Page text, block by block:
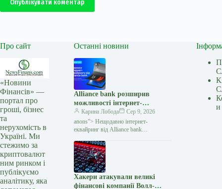
Опублікувати коментар
Про сайт
«Новини
Фінансів» —
портал про
гроші, бізнес
та
нерухомість в
Україні. Ми
стежимо за
криптовалют
ним ринком і
публікуємо
аналітику, яка
Останні новини
Alliance bank розширив
можливості інтернет-
еквайрингу: три нові функції
— Мінфін
Карина Лобода
Сер 9, 2026
anons”> Нещодавно інтернет-
еквайринг від Alliance bank
функціями, які спрощують приймання
платежів для бізнесу та роблять процес
оплати
Хакери атакували великі
фінансові компанії Волл-
и